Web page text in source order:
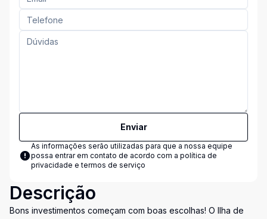
Enviar
As informações serão utilizadas para que a nossa equipe
possa entrar em contato de acordo com a política de
privacidade e termos de serviço
Descrição
Bons investimentos começam com boas escolhas! O Ilha de